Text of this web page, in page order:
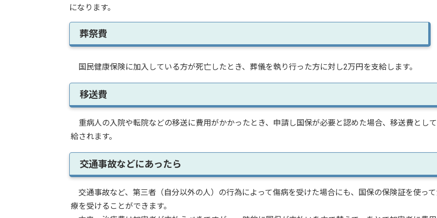
になります。
葬祭費
国民健康保険に加入している方が死亡したとき、葬儀を執り行った方に対し2万円を支給します。
移送費
重病人の入院や転院などの移送に費用がかかったとき、申請し国保が必要と認めた場合、移送費とし
給されます。
交通事故などにあったら
交通事故など、第三者（自分以外の人）の行為によって傷病を受けた場合にも、国保の保険証を使っ
療を受けることができます。